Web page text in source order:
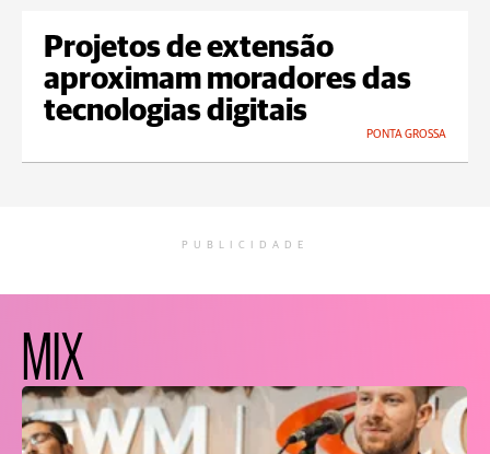
Projetos de extensão
aproximam moradores das
tecnologias digitais
PONTA GROSSA
PUBLICIDADE
MIX